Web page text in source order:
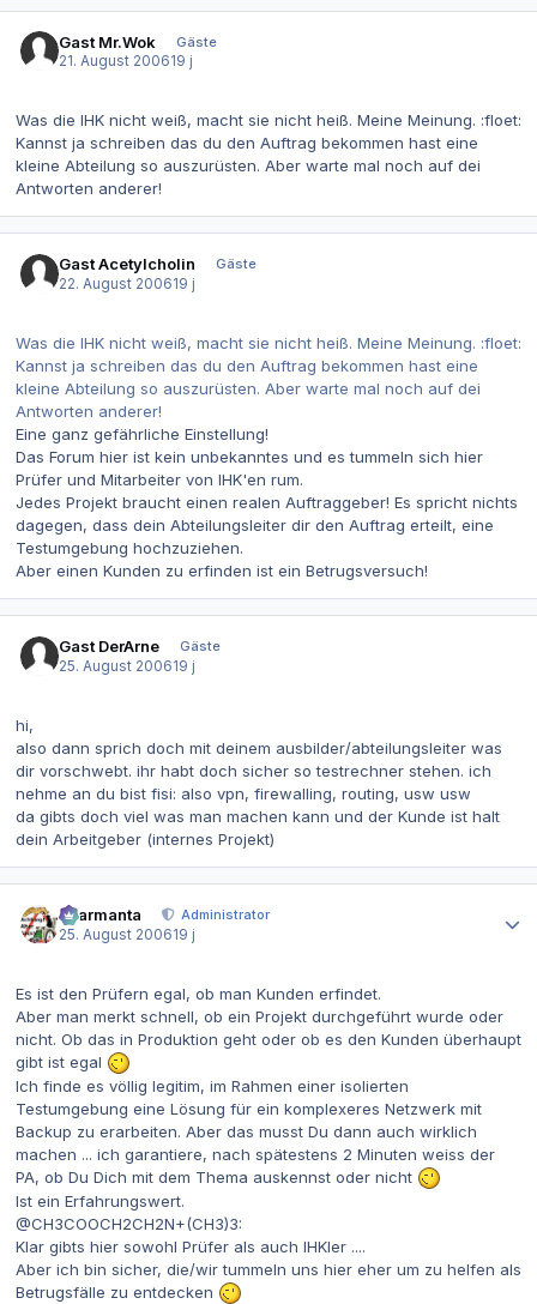
Gast Mr.Wok
Gäste
21. August 200619 j
Was die IHK nicht weiß, macht sie nicht heiß. Meine Meinung. :floet:
Kannst ja schreiben das du den Auftrag bekommen hast eine
kleine Abteilung so auszurüsten. Aber warte mal noch auf dei
Antworten anderer!
Gast Acetylcholin
Gäste
22. August 200619 j
Was die IHK nicht weiß, macht sie nicht heiß. Meine Meinung. :floet:
Kannst ja schreiben das du den Auftrag bekommen hast eine
kleine Abteilung so auszurüsten. Aber warte mal noch auf dei
Antworten anderer!
Eine ganz gefährliche Einstellung!
Das Forum hier ist kein unbekanntes und es tummeln sich hier
Prüfer und Mitarbeiter von IHK'en rum.
Jedes Projekt braucht einen realen Auftraggeber! Es spricht nichts
dagegen, dass dein Abteilungsleiter dir den Auftrag erteilt, eine
Testumgebung hochzuziehen.
Aber einen Kunden zu erfinden ist ein Betrugsversuch!
Gast DerArne
Gäste
25. August 200619 j
hi,
also dann sprich doch mit deinem ausbilder/abteilungsleiter was
dir vorschwebt. ihr habt doch sicher so testrechner stehen. ich
nehme an du bist fisi: also vpn, firewalling, routing, usw usw
da gibts doch viel was man machen kann und der Kunde ist halt
dein Arbeitgeber (internes Projekt)
charmanta
Administrator
25. August 200619 j
Es ist den Prüfern egal, ob man Kunden erfindet.
Aber man merkt schnell, ob ein Projekt durchgeführt wurde oder
nicht. Ob das in Produktion geht oder ob es den Kunden überhaupt
gibt ist egal
Ich finde es völlig legitim, im Rahmen einer isolierten
Testumgebung eine Lösung für ein komplexeres Netzwerk mit
Backup zu erarbeiten. Aber das musst Du dann auch wirklich
machen ... ich garantiere, nach spätestens 2 Minuten weiss der
PA, ob Du Dich mit dem Thema auskennst oder nicht
Ist ein Erfahrungswert.
@CH3COOCH2CH2N+(CH3)3:
Klar gibts hier sowohl Prüfer als auch IHKler ....
Aber ich bin sicher, die/wir tummeln uns hier eher um zu helfen als
Betrugsfälle zu entdecken